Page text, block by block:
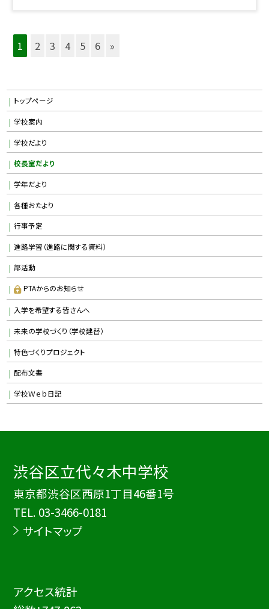
1 2 3 4 5 6 »
トップページ
学校案内
学校だより
校長室だより
学年だより
各種おたより
行事予定
進路学習（進路に関する資料）
部活動
PTAからのお知らせ
入学を希望する皆さんへ
未来の学校づくり（学校建替）
特色づくりプロジェクト
配布文書
学校Ｗｅｂ日記
渋谷区立代々木中学校
東京都渋谷区西原1丁目46番1号
TEL. 03-3466-0181
サイトマップ
アクセス統計